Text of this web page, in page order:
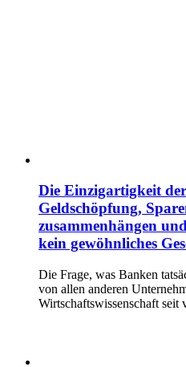
Die Einzigartigkeit
Geldschöpfung,
zusammenhängen
kein gewöhnliches
Die Frage, was Banken
von allen anderen
Wirtschaftswissenschaft seit